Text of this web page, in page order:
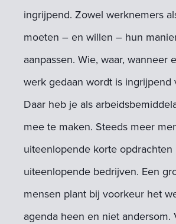
ingrijpend. Zowel werknemers
moeten – en willen – hun
aanpassen. Wie, waar, wanneer
werk gedaan wordt is ingrijpend
Daar heb je als
mee te maken. Steeds meer
uiteenlopende korte
uiteenlopende bedrijven. Een
mensen plant bij voorkeur het
agenda heen en niet andersom.